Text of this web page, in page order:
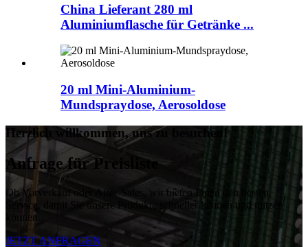
China Lieferant 280 ml
Aluminiumflasche für Getränke ...
20 ml Mini-Aluminium-
Mundspraydose, Aerosoldose
Herzlich willkommen, uns zu besuchen!
Anfrage für Preisliste
Ob Vorverkauf oder After-Sales, wir bieten Ihnen den besten
Service, damit Sie unsere Produkte schneller kennen und nutzen
können.
JETZT ANFRAGEN